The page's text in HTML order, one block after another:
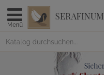
Menü
SERAFINUM